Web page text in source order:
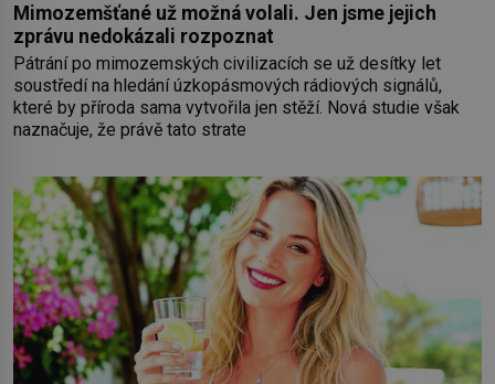
Mimozemšťané už možná volali. Jen jsme jejich
zprávu nedokázali rozpoznat
Pátrání po mimozemských civilizacích se už desítky let
soustředí na hledání úzkopásmových rádiových signálů,
které by příroda sama vytvořila jen stěží. Nová studie však
naznačuje, že právě tato strate